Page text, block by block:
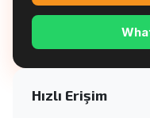
Hızlı Erişim